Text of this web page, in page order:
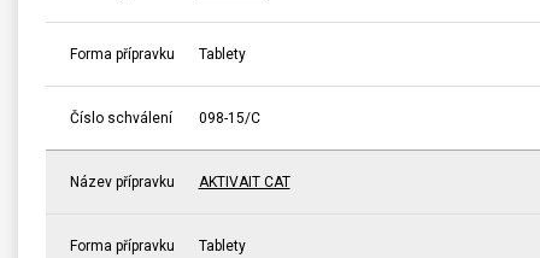
Forma přípravku Tablety
Číslo schválení 098-15/C
Název přípravku AKTIVAIT CAT
Forma přípravku Tablety